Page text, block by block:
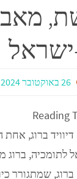
מאבק
26 באוקטובר 2024
Reading
ברוג,
לתומכיה,
שמתגורר